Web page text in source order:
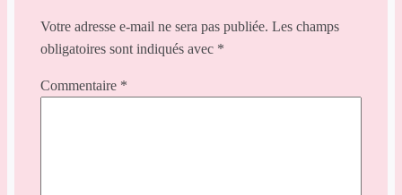
Votre adresse e-mail ne sera pas publiée. Les champs
obligatoires sont indiqués avec *
Commentaire *